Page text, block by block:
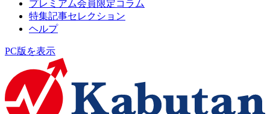
プレミアム会員限定コラム
特集記事セレクション
ヘルプ
PC版を表示